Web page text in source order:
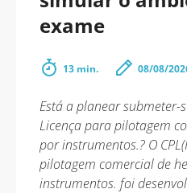
exame
13 min. 08/08/
Está a planear submeter-
Licença para pilotagem
por instrumentos.? O
pilotagem comercial de
instrumentos. foi